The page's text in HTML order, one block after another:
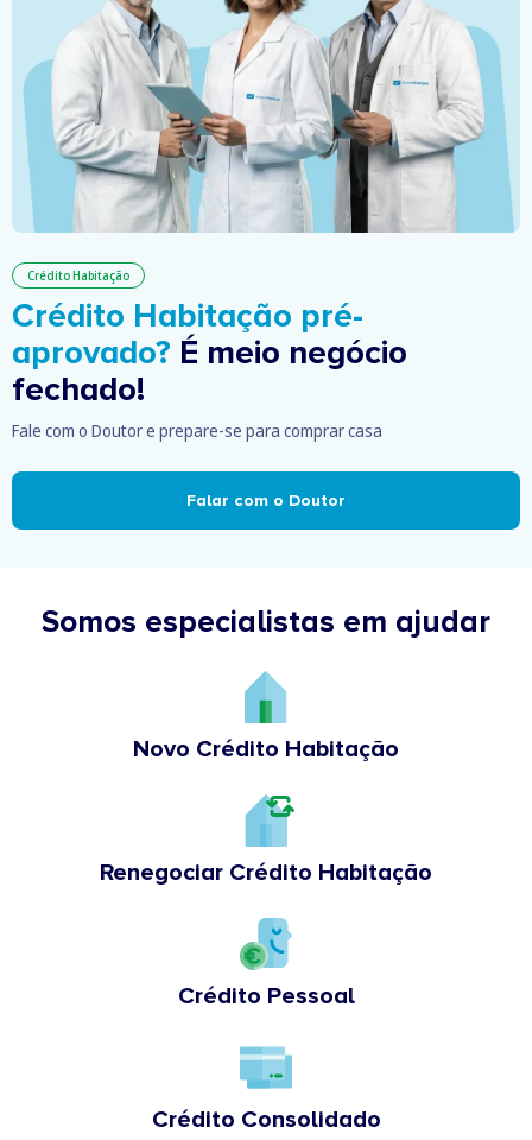
Crédito Habitação
Crédito Habitação pré-
aprovado? É meio negócio
fechado!
Fale com o Doutor e prepare-se para comprar casa
Falar com o Doutor
Somos especialistas em ajudar
Novo Crédito Habitação
Renegociar Crédito Habitação
Crédito Pessoal
Crédito Consolidado